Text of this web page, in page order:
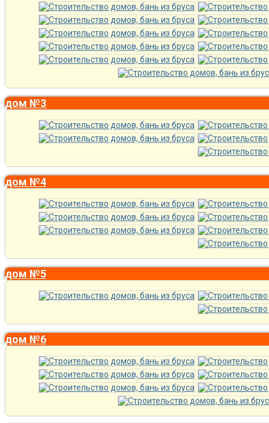
дом №3
дом №4
дом №5
дом №6